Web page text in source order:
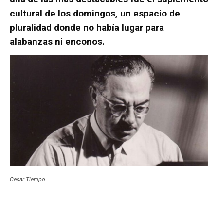
cultural de los domingos, un espacio de
pluralidad donde no había lugar para
alabanzas ni enconos.
Cesar Tiempo